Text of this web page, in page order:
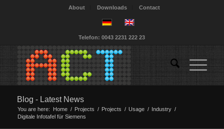
About Downloads Contact
Telefon: 0043 2231 222 23
Blog - Latest News
You are here: Home / Projects / Projects / Usage / Industry /
Digitale Infotafel für Siemens